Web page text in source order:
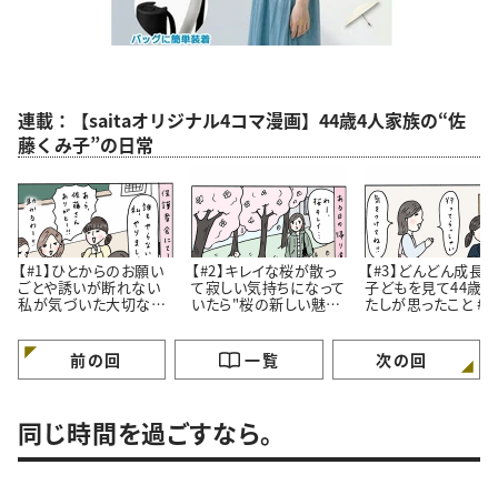
連載：【saitaオリジナル4コマ漫画】44歳4人家族の“佐
藤くみ子”の日常
【#1】ひとからのお願い
ごとや誘いが断れない
私が気づいた大切なこ
【#2】キレイな桜が散っ
て寂しい気持ちになって
いたら"桜の新しい魅
#4コマ漫画
【#3】どんどん成長
子どもを見て44歳
たしが思ったこと #4コ
前の回 一覧 次の回
同じ時間を過ごすなら。